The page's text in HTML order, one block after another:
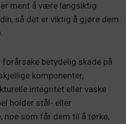
ment å være langsiktig
så det er viktig å gjøre dem
betydelig skade på
komponenter,
integritet eller vaske
holder stål- eller
noe som får dem til å tørke,